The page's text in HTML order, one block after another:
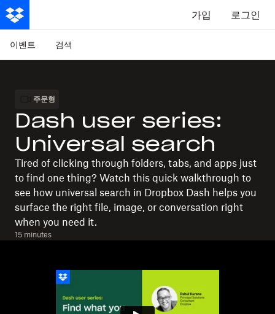
가입 로그인
이벤트 검색
주문형
Dash user series:
Universal search
Tired of clicking through folders, tabs, and apps just
to find one thing? Watch this quick walkthrough to
see how universal search in Dropbox Dash helps you
surface the right file, image, or conversation right
when you need it.
15 minutes